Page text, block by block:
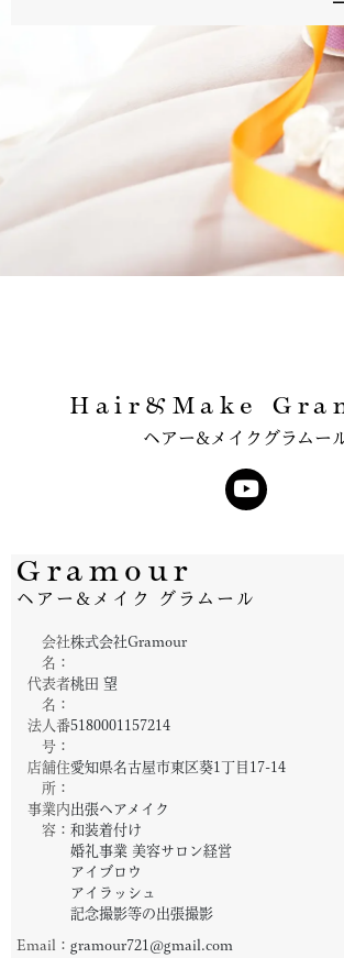
Hair&Make
ヘアー&メイクグラムー
Gramour
ヘアー&メイク グラムール
会社
名：
株式会社Gramour
代表者
名：
桃田 望
法人番
号：
5180001157214
店舗住
所：
愛知県名古屋市東区葵1丁目17-14
事業内
容：
出張ヘアメイク
和装着付け
婚礼事業 美容サロン経営
アイブロウ
アイラッシュ
記念撮影等の出張撮影
Email： gramour721@gmail.com